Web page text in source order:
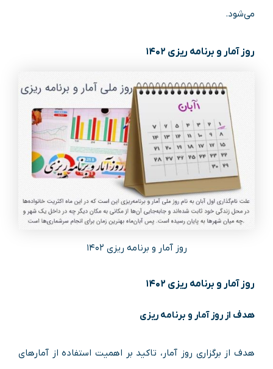
می‌شود.
روز آمار و برنامه ریزی ۱۴۰۲
روز آمار و برنامه ریزی ۱۴۰۲
روز آمار و برنامه ریزی ۱۴۰۲
هدف از روز آمار و برنامه ریزی
هدف از برگزاری روز آمار، تاکید بر اهمیت استفاده از آمارهای